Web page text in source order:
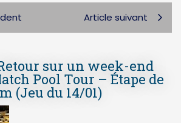
Article suivant
sur un week-end
Pool Tour – Étape de
(Jeu du 14/01)